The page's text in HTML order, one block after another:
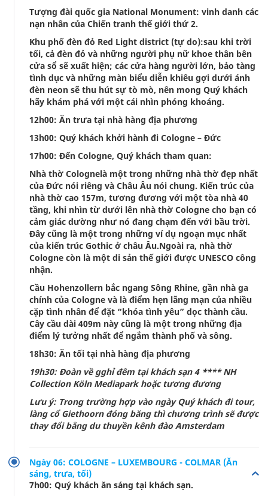
Tượng đài quốc gia National Monument: vinh danh các
nạn nhân của Chiến tranh thế giới thứ 2.
Khu phố đèn đỏ Red Light district (tự do):sau khi trời
tối, cả đèn đỏ và những người phụ nữ khoe thân bên
cửa sổ sẽ xuất hiện; các cửa hàng người lớn, bảo tàng
tình dục và những màn biểu diễn khiêu gợi dưới ánh
đèn neon sẽ thu hút sự tò mò, nên mong Quý khách
hãy khám phá với một cái nhìn phóng khoáng.
12h00: Ăn trưa tại nhà hàng địa phương
13h00: Quý khách khởi hành đi Cologne – Đức
17h00: Đến Cologne, Quý khách tham quan:
Nhà thờ Colognelà một trong những nhà thờ đẹp nhất
của Đức nói riêng và Châu Âu nói chung. Kiến trúc của
nhà thờ cao 157m, tương đương với một tòa nhà 40
tầng, khi nhìn từ dưới lên nhà thờ Cologne cho bạn có
cảm giác dường như nó đang chạm đến với bầu trời.
Đây cũng là một trong những ví dụ ngoạn mục nhất
của kiến ​​trúc Gothic ở châu Âu.Ngoài ra, nhà thờ
Cologne còn là một di sản thế giới được UNESCO công
nhận.
Cầu Hohenzollern bắc ngang Sông Rhine, gần nhà ga
chính của Cologne và là điểm hẹn lãng mạn của nhiều
cặp tình nhân để đặt “khóa tình yêu” dọc thành cầu.
Cây cầu dài 409m này cũng là một trong những địa
điểm lý tưởng nhất để ngắm thành phố và sông.
18h30: Ăn tối tại nhà hàng địa phương
19h30: Đoàn về gghỉ đêm tại khách sạn 4 **** NH
Collection Köln Mediapark hoặc tương đương
Lưu ý: Trong trường hợp vào ngày Quý khách đi tour,
làng cổ Giethoorn đóng băng thì chương trình sẽ được
thay đổi bằng du thuyền kênh đào Amsterdam
Ngày 06: COLOGNE – LUXEMBOURG - COLMAR (Ăn
sáng, trưa, tối)
7h00: Quý khách ăn sáng tại khách sạn.